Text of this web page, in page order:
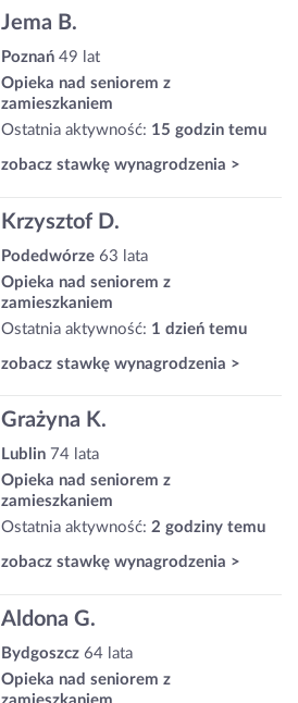
Jema B.
Poznań 49 lat
Opieka nad seniorem z
zamieszkaniem
Ostatnia aktywność: 15 godzin temu
zobacz stawkę wynagrodzenia >
Krzysztof D.
Podedwórze 63 lata
Opieka nad seniorem z
zamieszkaniem
Ostatnia aktywność: 1 dzień temu
zobacz stawkę wynagrodzenia >
Grażyna K.
Lublin 74 lata
Opieka nad seniorem z
zamieszkaniem
Ostatnia aktywność: 2 godziny temu
zobacz stawkę wynagrodzenia >
Aldona G.
Bydgoszcz 64 lata
Opieka nad seniorem z